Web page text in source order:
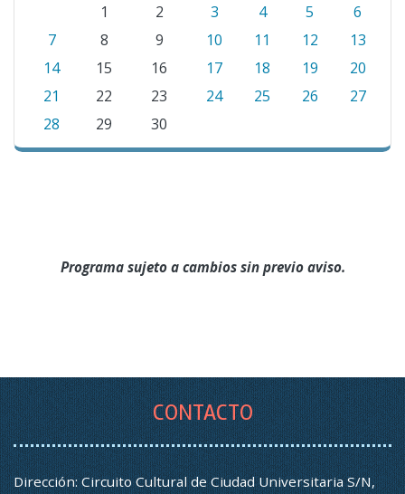
1
2 3 4 5
6
7
8 9 10 11 12
13
14
15 16 17 18 19
20
21
22 23 24 25 26
27
28
29 30
Programa sujeto a cambios sin previo aviso.
CONTACTO
Dirección: Circuito Cultural de Ciudad Universitaria S/N,